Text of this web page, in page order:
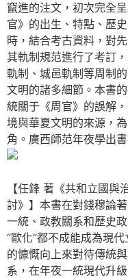
竄進的注文，初次完全
官》的出生、特點、歷
時，結合考古資料，對
其軌制規范進行了考訂
軌制、城邑軌制等周制
文明的諸多細節。本書
統關于《周官》的誤解
境與華夏文明的來源，
角。廣西師范年夜學出
【任鋒 著《共和立國
討》】本書在對錢穆論
一統、政教關系和歷史
“歐化”都不成能成為現
的慷慨向上來對待傳統
系，在年夜一統現代升